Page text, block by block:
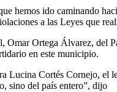
hemos ido caminando
a las Leyes que
Ortega Álvarez, del
en este municipio.
Lucina Cortés Cornejo, el
sino del país entero”, dijo